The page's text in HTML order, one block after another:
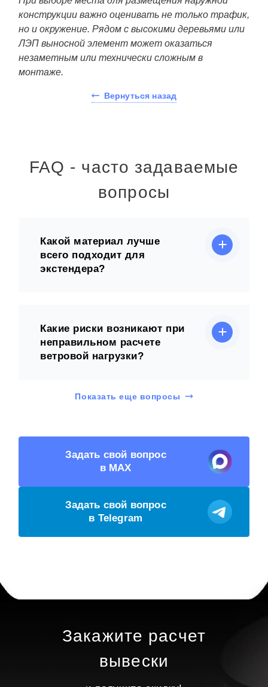
конструкции важно оценивать не только трафик,
но и окружение. Рядом с высокими деревьями или
ЛЭП выносной элемент может оказаться
незаметным или технически сложным в
монтаже.
Вернуться назад
FAQ - часто задаваемые
вопросы
Какой материал лучше
всего подходит для
экстендера?
Какие риски возникают при
неправильном расчете
ветровой нагрузки?
Показать еще вопросы
Задать свой вопрос
в MAX
Задать свой вопрос
в Telegram
Закажите расчет
вывески